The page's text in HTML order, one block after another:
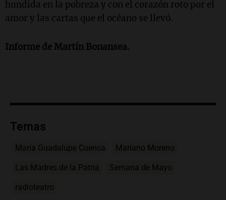
hundida en la pobreza y con el corazón roto por el
amor y las cartas que el océano se llevó.
Informe de Martín Bonansea.
Temas
María Guadalupe Cuenca Mariano Moreno
Las Madres de la Patria Semana de Mayo
radioteatro